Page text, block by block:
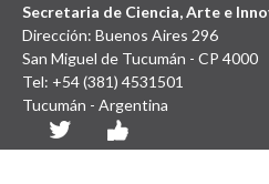
Secretaria de Ciencia, Arte e
Dirección: Buenos Aires 296
San Miguel de Tucumán - CP 4000
Tel: +54 (381) 4531501
Tucumán - Argentina